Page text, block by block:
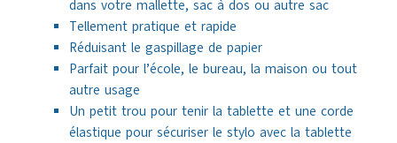
dans votre mallette, sac à dos ou autre sac
Tellement pratique et rapide
Réduisant le gaspillage de papier
Parfait pour l’école, le bureau, la maison ou tout
autre usage
Un petit trou pour tenir la tablette et une corde
élastique pour sécuriser le stylo avec la tablette